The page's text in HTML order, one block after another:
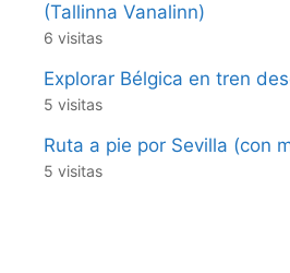
(Tallinna Vanalinn)
6 visitas
Explorar Bélgica en tren
5 visitas
Ruta a pie por Sevilla (con
5 visitas